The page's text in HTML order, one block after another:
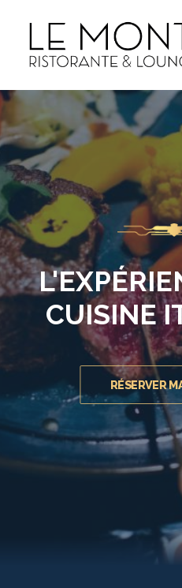
CUISINE
RÉSERVER